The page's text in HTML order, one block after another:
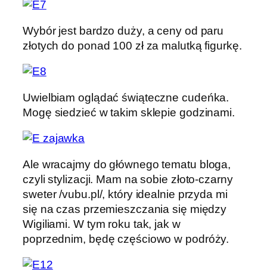
Wybór jest bardzo duży, a ceny od paru
złotych do ponad 100 zł za malutką figurkę.
Uwielbiam oglądać świąteczne cudeńka.
Mogę siedzieć w takim sklepie godzinami.
Ale wracajmy do głównego tematu bloga,
czyli stylizacji. Mam na sobie złoto-czarny
sweter /vubu.pl/, który idealnie przyda mi
się na czas przemieszczania się między
Wigiliami. W tym roku tak, jak w
poprzednim, będę częściowo w podróży.